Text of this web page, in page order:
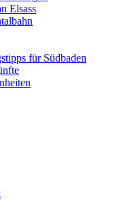
Elsass
für Südbaden